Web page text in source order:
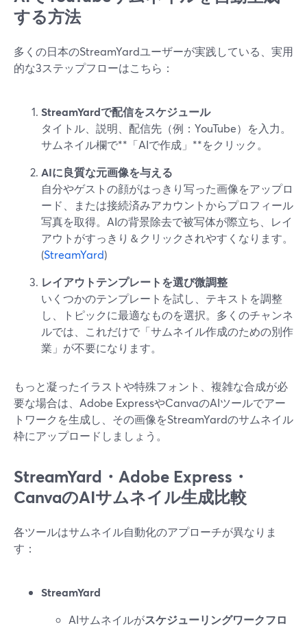
する方法
多くの日本のStreamYardユーザーが実践している、実用
的な3ステップフローはこちら：
StreamYardで配信をスケジュール
タイトル、説明、配信先（例：YouTube）を入力。
サムネイル欄で**「AIで作成」**をクリック。
AIに良質な元画像を与える
自分やゲストの顔がはっきり写った画像をアップロ
ード、または接続済みアカウントからプロフィール
写真を取得。AIの背景除去で被写体が際立ち、レイ
アウトがすっきり＆クリックされやすくなります。
(StreamYard)
レイアウトテンプレートを選び微調整
いくつかのテンプレートを試し、テキストを調整
し、トピックに最適なものを選択。多くのチャンネ
ルでは、これだけで「サムネイル作成のための別作
業」が不要になります。
もっと凝ったイラストや特殊フォント、複雑な合成が必
要な場合は、Adobe ExpressやCanvaのAIツールでアー
トワークを生成し、その画像をStreamYardのサムネイル
枠にアップロードしましょう。
StreamYard・Adobe Express・
CanvaのAIサムネイル生成比較
各ツールはサムネイル自動化のアプローチが異なりま
す：
StreamYard
AIサムネイルがスケジューリングワークフロ